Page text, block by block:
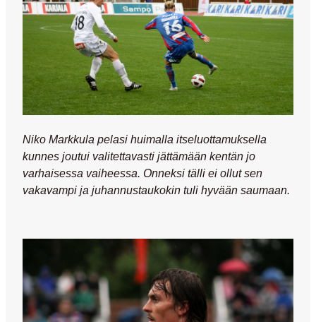
Niko Markkula pelasi huimalla itseluottamuksella
kunnes joutui valitettavasti jättämään kentän jo
varhaisessa vaiheessa. Onneksi tälli ei ollut sen
vakavampi ja juhannustaukokin tuli hyvään saumaan.